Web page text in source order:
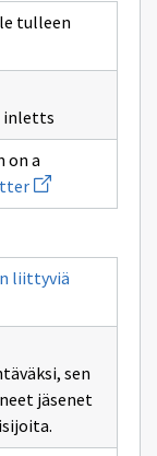
tulleen
inletts
on a
Avaa
uuden
ikkunan
grant
matter
liittyviä
sen
jäsenet